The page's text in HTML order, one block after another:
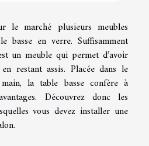
le marché plusieurs meubles
basse en verre. Suffisamment
un meuble qui permet d’avoir
restant assis. Placée dans le
la table basse confère à
Découvrez donc les
vous devez installer une